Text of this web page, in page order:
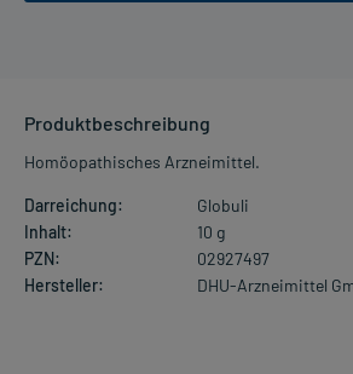
Produktbeschreibung
Homöopathisches Arzneimittel.
Darreichung:
Globuli
Inhalt:
10 g
PZN:
02927497
Hersteller:
DHU-Arzneimittel